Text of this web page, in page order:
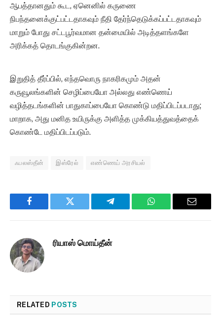
ஆபத்தானதும் கூட, ஏனெனில் கருணை
நிபந்தனைக்குட்பட்டதாகவும் நீதி தேர்ந்தெடுக்கப்பட்டதாகவும்
மாறும் போது சட்டபூர்வமான தன்மையில் அடித்தளங்களே
அரிக்கத் தொடங்குகின்றன.
இறுதித் தீர்ப்பில், எந்தவொரு நாகரிகமும் அதன்
கருவூலங்களின் செழிப்பையோ அல்லது எண்ணெய்
வழித்தடங்களின் பாதுகாப்பையோ கொண்டு மதிப்பிடப்படாது;
மாறாக, அது மனித உயிருக்கு அளித்த முக்கியத்துவத்தைக்
கொண்டே மதிப்பிடப்படும்.
ஃபலஸ்தீன் இஸ்ரேல் எண்ணெய் அரசியல்
Facebook Twitter Telegram WhatsApp Email
ரியாஸ் மொய்தீன்
RELATED POSTS